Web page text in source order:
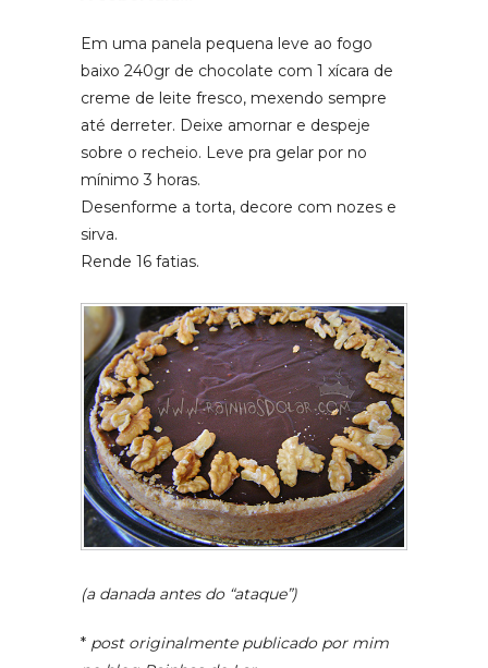
Em uma panela pequena leve ao fogo
baixo 240gr de chocolate com 1 xícara de
creme de leite fresco, mexendo sempre
até derreter. Deixe amornar e despeje
sobre o recheio. Leve pra gelar por no
mínimo 3 horas.
Desenforme a torta, decore com nozes e
sirva.
Rende 16 fatias.
(a danada antes do “ataque”)
* post originalmente publicado por mim